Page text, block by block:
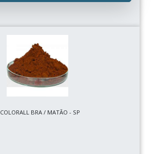
COLORALL BRA / MATÃO - SP